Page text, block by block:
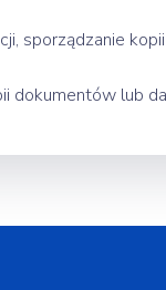
sporządzanie kopii
dokumentów lub